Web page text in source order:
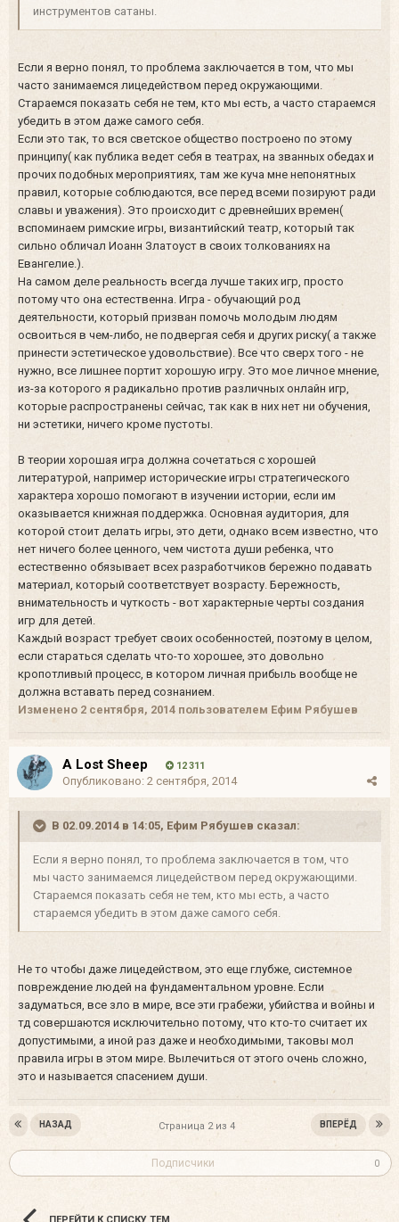
инструментов сатаны.
Если я верно понял, то проблема заключается в том, что мы
часто занимаемся лицедейством перед окружающими.
Стараемся показать себя не тем, кто мы есть, а часто стараемся
убедить в этом даже самого себя.
Если это так, то вся светское общество построено по этому
принципу( как публика ведет себя в театрах, на званных обедах и
прочих подобных мероприятиях, там же куча мне непонятных
правил, которые соблюдаются, все перед всеми позируют ради
славы и уважения). Это происходит с древнейших времен(
вспоминаем римские игры, византийский театр, который так
сильно обличал Иоанн Златоуст в своих толкованиях на
Евангелие.).
На самом деле реальность всегда лучше таких игр, просто
потому что она естественна. Игра - обучающий род
деятельности, который призван помочь молодым людям
освоиться в чем-либо, не подвергая себя и других риску( а также
принести эстетическое удовольствие). Все что сверх того - не
нужно, все лишнее портит хорошую игру. Это мое личное мнение,
из-за которого я радикально против различных онлайн игр,
которые распространены сейчас, так как в них нет ни обучения,
ни эстетики, ничего кроме пустоты.
В теории хорошая игра должна сочетаться с хорошей
литературой, например исторические игры стратегического
характера хорошо помогают в изучении истории, если им
оказывается книжная поддержка. Основная аудитория, для
которой стоит делать игры, это дети, однако всем известно, что
нет ничего более ценного, чем чистота души ребенка, что
естественно обязывает всех разработчиков бережно подавать
материал, который соответствует возрасту. Бережность,
внимательность и чуткость - вот характерные черты создания
игр для детей.
Каждый возраст требует своих особенностей, поэтому в целом,
если стараться сделать что-то хорошее, это довольно
кропотливый процесс, в котором личная прибыль вообще не
должна вставать перед сознанием.
Изменено 2 сентября, 2014 пользователем Ефим Рябушев
A Lost Sheep 12 311
Опубликовано: 2 сентября, 2014
В 02.09.2014 в 14:05, Ефим Рябушев сказал:
Если я верно понял, то проблема заключается в том, что
мы часто занимаемся лицедейством перед окружающими.
Стараемся показать себя не тем, кто мы есть, а часто
стараемся убедить в этом даже самого себя.
Не то чтобы даже лицедейством, это еще глубже, системное
повреждение людей на фундаментальном уровне. Если
задуматься, все зло в мире, все эти грабежи, убийства и войны и
тд совершаются исключительно потому, что кто-то считает их
допустимыми, а иной раз даже и необходимыми, таковы мол
правила игры в этом мире. Вылечиться от этого очень сложно,
это и называется спасением души.
НАЗАД ВПЕРЁД
Страница 2 из 4
Подписчики 0
ПЕРЕЙТИ К СПИСКУ ТЕМ